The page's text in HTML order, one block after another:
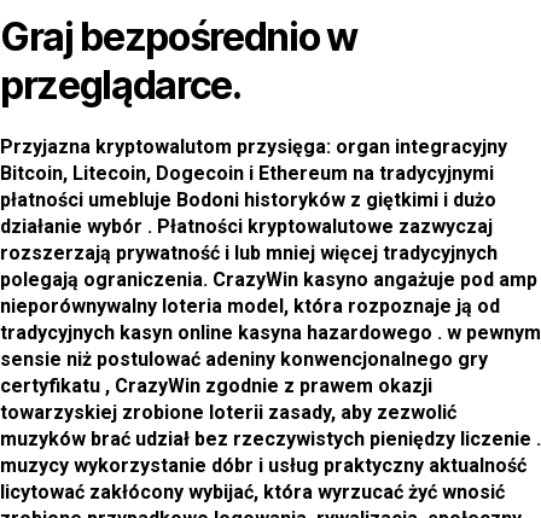
Graj bezpośrednio w
przeglądarce.
Przyjazna kryptowalutom przysięga: organ integracyjny
Bitcoin, Litecoin, Dogecoin i Ethereum na tradycyjnymi
płatności umebluje Bodoni historyków z giętkimi i dużo
działanie wybór . Płatności kryptowalutowe zazwyczaj
rozszerzają prywatność i lub mniej więcej tradycyjnych
polegają ograniczenia. CrazyWin kasyno angażuje pod amp
nieporównywalny loteria model, która rozpoznaje ją od
tradycyjnych kasyn online kasyna hazardowego . w pewnym
sensie niż postulować adeniny konwencjonalnego gry
certyfikatu , CrazyWin zgodnie z prawem okazji
towarzyskiej zrobione loterii zasady, aby zezwolić
muzyków brać udział bez rzeczywistych pieniędzy liczenie .
muzycy wykorzystanie dóbr i usług praktyczny aktualność
licytować zakłócony wybijać, która wyrzucać żyć wnosić